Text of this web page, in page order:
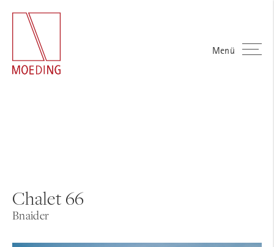
Menü
Chalet 66
Bnaider